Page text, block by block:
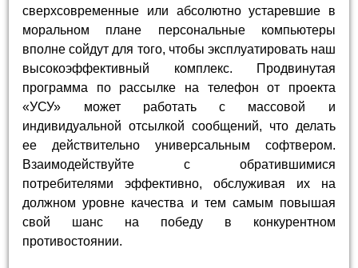
сверхсовременные или абсолютно устаревшие в
моральном плане персональные компьютеры
вполне сойдут для того, чтобы эксплуатировать наш
высокоэффективный комплекс. Продвинутая
программа по рассылке на телефон от проекта
«УСУ» может работать с массовой и
индивидуальной отсылкой сообщений, что делать
ее действительно универсальным софтвером.
Взаимодействуйте с обратившимися
потребителями эффективно, обслуживая их на
должном уровне качества и тем самым повышая
свой шанс на победу в конкурентном
противостоянии.